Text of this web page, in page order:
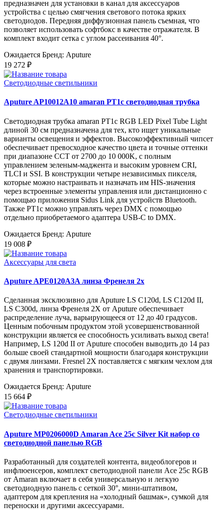
предназначен для установки в канал для аксессуаров
устройства с целью смягчения светового потока ярких
светодиодов. Передняя диффузионная панель съемная, что
позволяет использовать софтбокс в качестве отражателя. В
комплект входит сетка с углом рассеивания 40°.
Ожидается Бренд: Aputure
19 272 ₽
Светодиодные светильники
Aputure AP10012A10 amaran PT1c светодиодная трубка
Светодиодная трубка amaran PT1c RGB LED Pixel Tube Light
длиной 30 см предназначена для тех, кто ищет уникальные
варианты освещения и эффектов. Высокоэффективный чипсет
обеспечивает превосходное качество цвета и точные оттенки
при диапазоне CCT от 2700 до 10 000K, с полным
управлением зеленым-маджента и высоким уровнем CRI,
TLCI и SSI. В конструкции четыре независимых пикселя,
которые можно настраивать и назначать им HIS-значения
через встроенные элементы управления или дистанционно с
помощью приложения Sidus Link для устройств Bluetooth.
Также PT1c можно управлять через DMX с помощью
отдельно приобретаемого адаптера USB-C to DMX.
Ожидается Бренд: Aputure
19 008 ₽
Аксессуары для света
Aputure APE0120A3A линза Френеля 2x
Сделанная эксклюзивно для Aputure LS C120d, LS C120d II,
LS C300d, линза Френеля 2X от Aputure обеспечивает
распределение луча, варьирующееся от 12 до 40 градусов.
Ценным побочным продуктом этой усовершенствованной
конструкции является ее способность усиливать выход света!
Например, LS 120d II от Aputure способен выводить до 14 раз
больше своей стандартной мощности благодаря конструкции
с двумя линзами. Fresnel 2X поставляется с мягким чехлом для
хранения и транспортировки.
Ожидается Бренд: Aputure
15 664 ₽
Светодиодные светильники
Aputure MP0206000D Amaran Ace 25c Silver Kit набор со
светодиодной панелью RGB
Разработанный для создателей контента, видеоблогеров и
инфлюенсеров, комплект светодиодной панели Ace 25c RGB
от Amaran включает в себя универсальную и легкую
светодиодную панель с сеткой 30°, мини-штативом,
адаптером для крепления на «холодный башмак», сумкой для
переноски и другими аксессуарами.